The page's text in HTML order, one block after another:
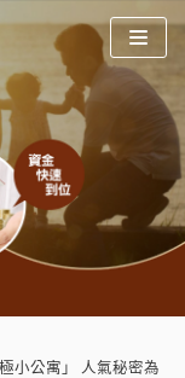
小公寓」 人氣秘密為